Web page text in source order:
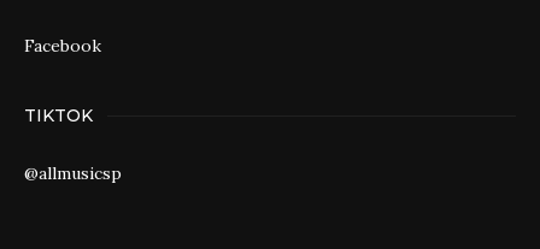
Facebook
TIKTOK
@allmusicsp